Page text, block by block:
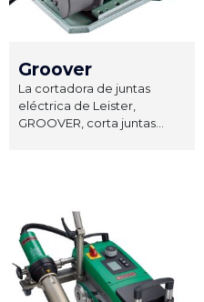
Groover
La cortadora de juntas
eléctrica de Leister,
GROOVER, corta juntas...